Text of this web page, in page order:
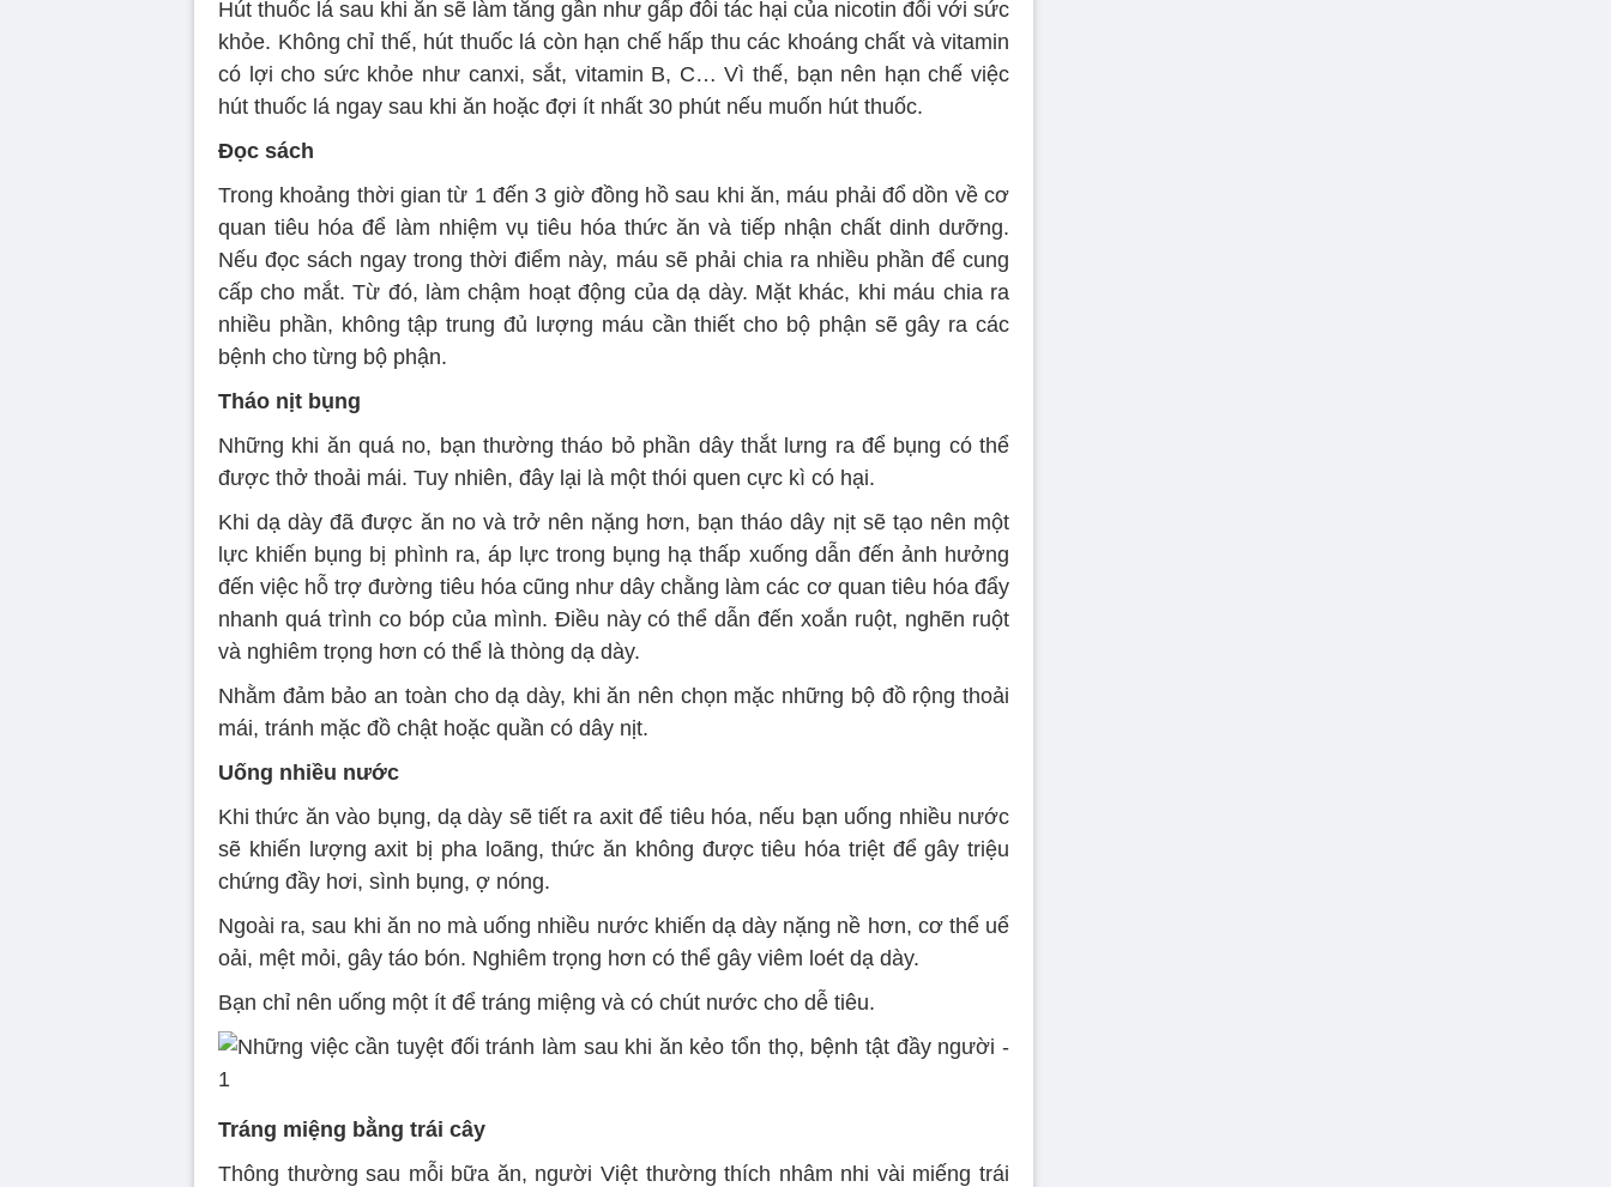
Hút thuốc lá sau khi ăn sẽ làm tăng gần như gấp đôi tác hại của nicotin đối với sức
khỏe. Không chỉ thế, hút thuốc lá còn hạn chế hấp thu các khoáng chất và vitamin
có lợi cho sức khỏe như canxi, sắt, vitamin B, C… Vì thế, bạn nên hạn chế việc
hút thuốc lá ngay sau khi ăn hoặc đợi ít nhất 30 phút nếu muốn hút thuốc.
Đọc sách
Trong khoảng thời gian từ 1 đến 3 giờ đồng hồ sau khi ăn, máu phải đổ dồn về cơ
quan tiêu hóa để làm nhiệm vụ tiêu hóa thức ăn và tiếp nhận chất dinh dưỡng.
Nếu đọc sách ngay trong thời điểm này, máu sẽ phải chia ra nhiều phần để cung
cấp cho mắt. Từ đó, làm chậm hoạt động của dạ dày. Mặt khác, khi máu chia ra
nhiều phần, không tập trung đủ lượng máu cần thiết cho bộ phận sẽ gây ra các
bệnh cho từng bộ phận.
Tháo nịt bụng
Những khi ăn quá no, bạn thường tháo bỏ phần dây thắt lưng ra để bụng có thể
được thở thoải mái. Tuy nhiên, đây lại là một thói quen cực kì có hại.
Khi dạ dày đã được ăn no và trở nên nặng hơn, bạn tháo dây nịt sẽ tạo nên một
lực khiến bụng bị phình ra, áp lực trong bụng hạ thấp xuống dẫn đến ảnh hưởng
đến việc hỗ trợ đường tiêu hóa cũng như dây chằng làm các cơ quan tiêu hóa đẩy
nhanh quá trình co bóp của mình. Điều này có thể dẫn đến xoắn ruột, nghẽn ruột
và nghiêm trọng hơn có thể là thòng dạ dày.
Nhằm đảm bảo an toàn cho dạ dày, khi ăn nên chọn mặc những bộ đồ rộng thoải
mái, tránh mặc đồ chật hoặc quần có dây nịt.
Uống nhiều nước
Khi thức ăn vào bụng, dạ dày sẽ tiết ra axit để tiêu hóa, nếu bạn uống nhiều nước
sẽ khiến lượng axit bị pha loãng, thức ăn không được tiêu hóa triệt để gây triệu
chứng đầy hơi, sình bụng, ợ nóng.
Ngoài ra, sau khi ăn no mà uống nhiều nước khiến dạ dày nặng nề hơn, cơ thể uể
oải, mệt mỏi, gây táo bón. Nghiêm trọng hơn có thể gây viêm loét dạ dày.
Bạn chỉ nên uống một ít để tráng miệng và có chút nước cho dễ tiêu.
Tráng miệng bằng trái cây
Thông thường sau mỗi bữa ăn, người Việt thường thích nhâm nhi vài miếng trái